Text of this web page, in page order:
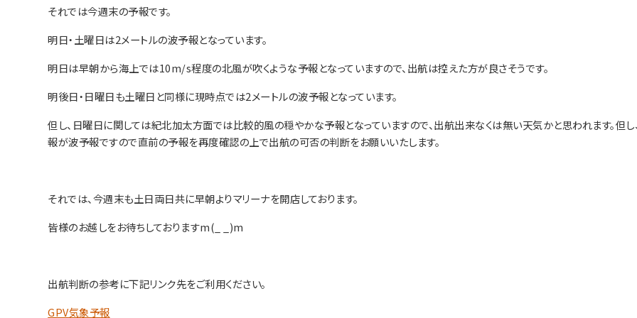
それでは今週末の予報です。
明日・土曜日は2メートルの波予報となっています。
明日は早朝から海上では10m/s程度の北風が吹くような予報となっていますので、出航は控えた方が良さそうです。
明後日・日曜日も土曜日と同様に現時点では2メートルの波予報となっています。
但し、日曜日に関しては紀北加太方面では比較的風の穏やかな予報となっていますので、出航出来なくは無い天気かと思われます。但し
報が波予報ですので直前の予報を再度確認の上で出航の可否の判断をお願いいたします。
それでは、今週末も土日両日共に早朝よりマリーナを開店しております。
皆様のお越しをお待ちしておりますm(_ _)m
出航判断の参考に下記リンク先をご利用ください。
GPV気象予報